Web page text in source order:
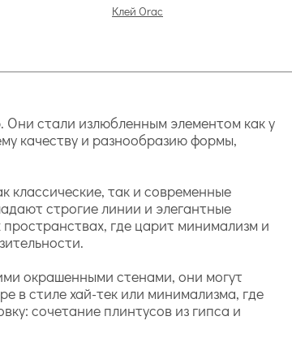
Клей Orac
Они стали излюбленным элементом как у
качеству и разнообразию формы,
классические, так и современные
строгие линии и элегантные
где царит минимализм и
окрашенными стенами, они могут
в стиле хай-тек или минимализма, где
сочетание плинтусов из гипса и